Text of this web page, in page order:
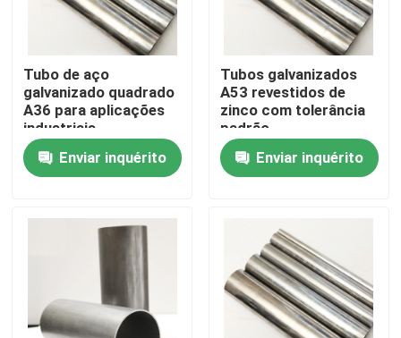
Casa
Produtos
Vídeos
Sobre nós
Excursão da fábrica
Controle da qualidade
Tubo de aço
galvanizado quadrado
A36 para aplicações
industriais
Enviar inquérito
Tubos galvanizados
A53 revestidos de
zinco com tolerância
padrão
Enviar inquérito